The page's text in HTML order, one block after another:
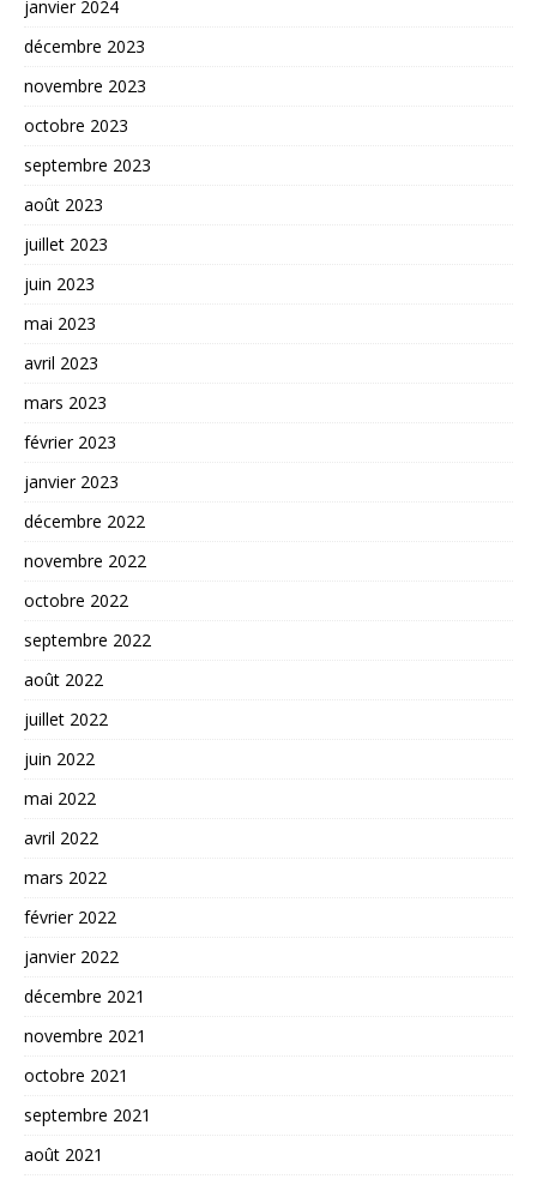
janvier 2024
décembre 2023
novembre 2023
octobre 2023
septembre 2023
août 2023
juillet 2023
juin 2023
mai 2023
avril 2023
mars 2023
février 2023
janvier 2023
décembre 2022
novembre 2022
octobre 2022
septembre 2022
août 2022
juillet 2022
juin 2022
mai 2022
avril 2022
mars 2022
février 2022
janvier 2022
décembre 2021
novembre 2021
octobre 2021
septembre 2021
août 2021